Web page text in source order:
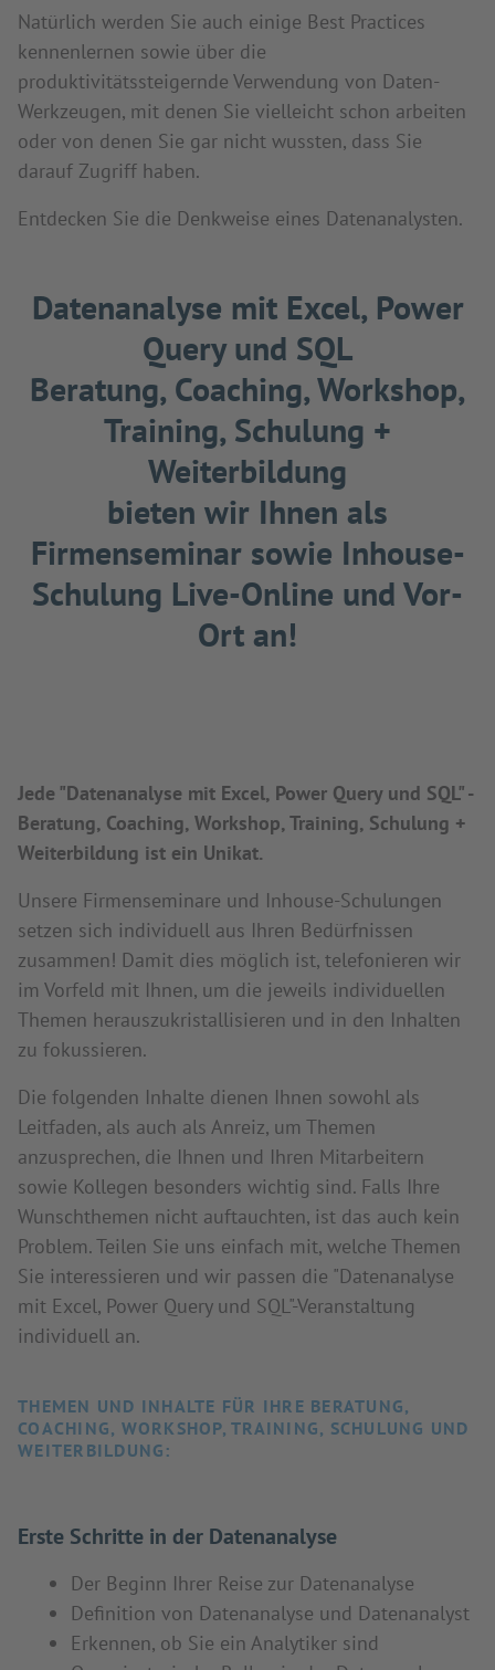
Natürlich werden Sie auch einige Best Practices
kennenlernen sowie über die
produktivitätssteigernde Verwendung von Daten-
Werkzeugen, mit denen Sie vielleicht schon arbeiten
oder von denen Sie gar nicht wussten, dass Sie
darauf Zugriff haben.
Entdecken Sie die Denkweise eines Datenanalysten.
Datenanalyse mit Excel, Power
Query und SQL
Beratung, Coaching, Workshop,
Training, Schulung +
Weiterbildung
bieten wir Ihnen als
Firmenseminar sowie Inhouse-
Schulung Live-Online und Vor-
Ort an!
Jede "Datenanalyse mit Excel, Power Query und SQL" -
Beratung, Coaching, Workshop, Training, Schulung +
Weiterbildung ist ein Unikat.
Unsere Firmenseminare und Inhouse-Schulungen
setzen sich individuell aus Ihren Bedürfnissen
zusammen! Damit dies möglich ist, telefonieren wir
im Vorfeld mit Ihnen, um die jeweils individuellen
Themen herauszukristallisieren und in den Inhalten
zu fokussieren.
Die folgenden Inhalte dienen Ihnen sowohl als
Leitfaden, als auch als Anreiz, um Themen
anzusprechen, die Ihnen und Ihren Mitarbeitern
sowie Kollegen besonders wichtig sind. Falls Ihre
Wunschthemen nicht auftauchten, ist das auch kein
Problem. Teilen Sie uns einfach mit, welche Themen
Sie interessieren und wir passen die "Datenanalyse
mit Excel, Power Query und SQL"-Veranstaltung
individuell an.
THEMEN UND INHALTE FÜR IHRE BERATUNG,
COACHING, WORKSHOP, TRAINING, SCHULUNG UND
WEITERBILDUNG:
Erste Schritte in der Datenanalyse
Der Beginn Ihrer Reise zur Datenanalyse
Definition von Datenanalyse und Datenanalyst
Erkennen, ob Sie ein Analytiker sind